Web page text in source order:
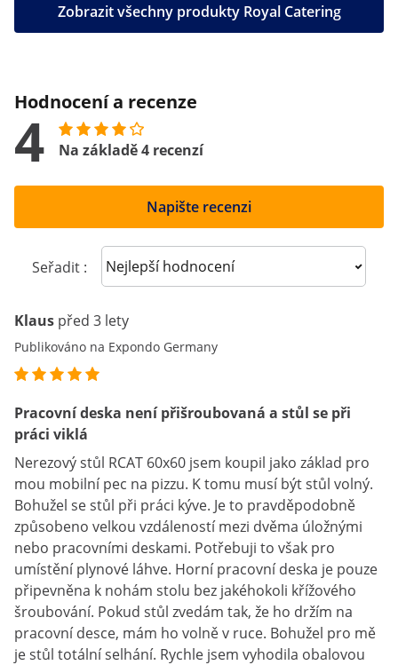
Zobrazit všechny produkty Royal Catering
Hodnocení a recenze
4 Na základě 4 recenzí
Napište recenzi
Seřadit : Sort reviews
Klaus před 3 lety
Publikováno na Expondo Germany
Pracovní deska není přišroubovaná a stůl se při
práci viklá
Nerezový stůl RCAT 60x60 jsem koupil jako základ pro
mou mobilní pec na pizzu. K tomu musí být stůl volný.
Bohužel se stůl při práci kýve. Je to pravděpodobně
způsobeno velkou vzdáleností mezi dvěma úložnými
nebo pracovními deskami. Potřebuji to však pro
umístění plynové láhve. Horní pracovní deska je pouze
připevněna k nohám stolu bez jakéhokoli křížového
šroubování. Pokud stůl zvedám tak, že ho držím na
pracovní desce, mám ho volně v ruce. Bohužel pro mě
je stůl totální selhání. Rychle jsem vyhodila obalovou